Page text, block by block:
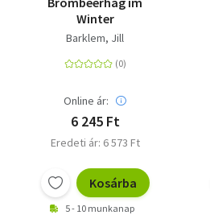
Winter
Barklem, Jill
Online ár:
6 245 Ft
Eredeti ár: 6 573 Ft
Kosárba
5 - 10 munkanap